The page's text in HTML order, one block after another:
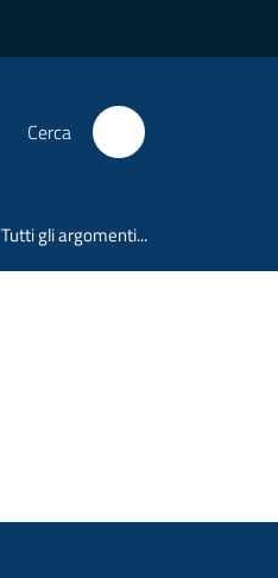
Cerca
Tutti gli argomenti...